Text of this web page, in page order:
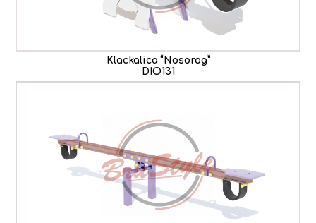
Klackalica “Nosorog”
DIO131